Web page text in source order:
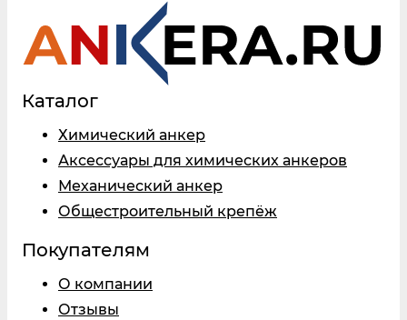
Каталог
Химический анкер
Аксессуары для химических анкеров
Механический анкер
Общестроительный крепёж
Покупателям
О компании
Отзывы